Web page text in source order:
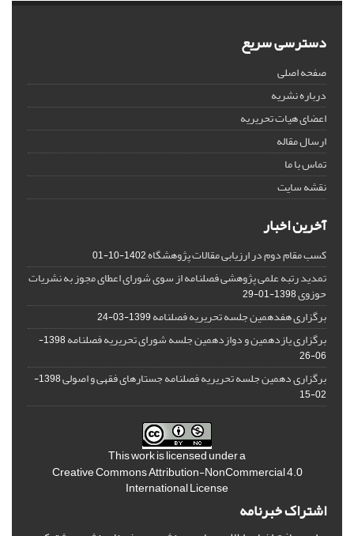
دسترسی سریع
صفحه اصلی
درباره نشریه
اعضای هیات تحریریه
ارسال مقاله
تماس با ما
نقشه سایت
آخرین اخبار
کسب مقام دوم در ارزیابی مقالات پژوهشگاه1402-10-01
تمدید رتبه علمی پژوهشی فصلنامه از سوی شورای اعطای مجوز به نشریات
حوزوی1398-01-29
برگزاری هفدهمین جلسه تحریریه فصلنامه1399-03-24
برگزاری یازدهمین و دوازدهمین جلسه شورای تحریریه فصلنامه
1398-
06-26
برگزاری دهمین جلسه تحریریه فصلنامه جستارهای فقهی و اصولی
1398-
02-15
This work is licensed under a
Creative Commons Attribution-NonCommercial 4.0
International License
اشتراک خبرنامه